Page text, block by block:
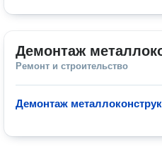
Демонтаж
Ремонт и строительство
Демонтаж